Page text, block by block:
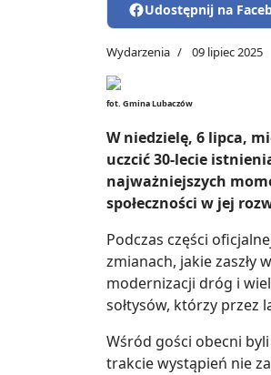
Udostępnij na
Wydarzenia 09 lipiec 2025
fot. Gmina Lubaczów
W niedzielę, 6 lipca,
uczcić 30-lecie
najważniejszych
społeczności w jej
Podczas części
zmianach, jakie zaszły
modernizacji dróg i
sołtysów, którzy przez
Wśród gości obecni byli
trakcie wystąpień nie